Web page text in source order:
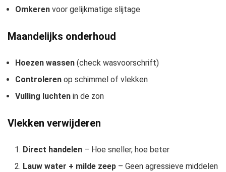
Omkeren voor gelijkmatige slijtage
Maandelijks onderhoud
Hoezen wassen (check wasvoorschrift)
Controleren op schimmel of vlekken
Vulling luchten in de zon
Vlekken verwijderen
Direct handelen – Hoe sneller, hoe beter
Lauw water + milde zeep – Geen agressieve middelen